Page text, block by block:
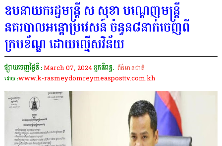
ឧបនាយករដ្ឋមន្ដ្រី ស សុខា បណ្ដេញមន្ដ្រី
នគរបាលអន្ដោប្រវេសន៍ ចំនួន៨នាក់ចេញពី
ក្របខ័ណ្ឌ ដោយល្មើសវិន័យ
ផ្សាយចេញថ្ងៃទី :March 07, 2024អ្នកនិពន្ធ. ព័ត៌មានជាតិ
ដោយ :www.k-rasmeydomreymeasposttv.com.kh